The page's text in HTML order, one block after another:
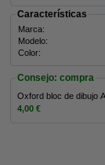
Características
Marca:
Modelo:
Color:
Consejo: compra
Oxford bloc de dibujo
4,00 €